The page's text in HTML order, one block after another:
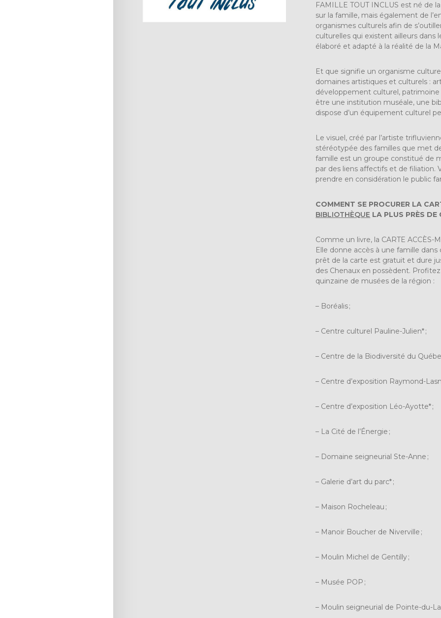
FAMILLE TOUT INCLUS est né de
sur la famille, mais également de
organismes culturels afin de
culturelles qui existent ailleurs dans
élaboré et adapté à la réalité de la
Et que signifie un organisme
domaines artistiques et culturels :
développement culturel,
être une institution muséale, une
dispose d’un équipement culturel
Le visuel, créé par l’artiste
stéréotypée des familles que met
famille est un groupe constitué de
par des liens affectifs et de filiation.
prendre en considération le public
COMMENT SE PROCURER LA
BIBLIOTHÈQUE LA PLUS PRÈS DE
Comme un livre, la CARTE ACCÈS-
Elle donne accès à une famille
prêt de la carte est gratuit et dure
des Chenaux en possèdent.
quinzaine de musées de la région :
– Boréalis ;
– Centre culturel Pauline-Julien* ;
– Centre de la Biodiversité du
– Centre d’exposition Raymond-
– Centre d’exposition Léo-Ayotte* ;
– La Cité de l’Énergie ;
– Domaine seigneurial Ste-Anne ;
– Galerie d’art du parc* ;
– Maison Rocheleau ;
– Manoir Boucher de Niverville ;
– Moulin Michel de Gentilly ;
– Musée POP ;
– Moulin seigneurial de Pointe-du-